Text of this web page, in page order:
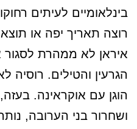
בינלאומיים לעיתים
רוצה תאריך יפה או
איראן לא ממהרת
הגרעין והטילים. רוסיה
הוגן עם אוקראינה.
ושחרור בני הערובה,